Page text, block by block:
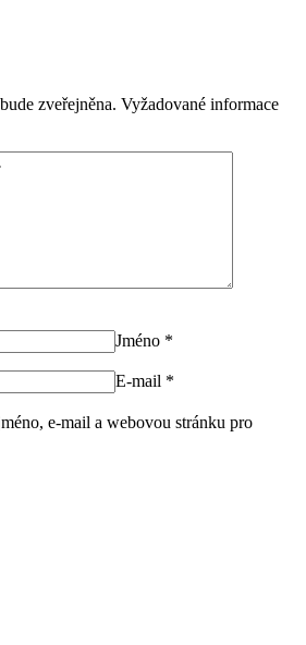
zveřejněna. Vyžadované informace
Jméno *
E-mail *
e-mail a webovou stránku pro